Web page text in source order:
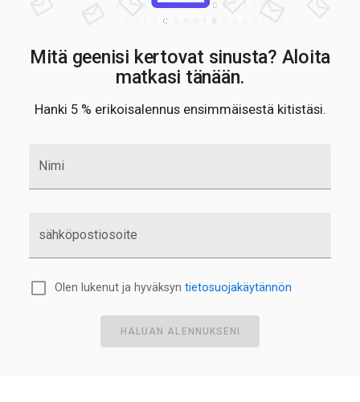
Mitä geenisi kertovat sinusta? Aloita
matkasi tänään.
Hanki 5 % erikoisalennus ensimmäisestä kitistäsi.
Nimi
sähköpostiosoite
Olen lukenut ja hyväksyn tietosuojakäytännön
HALUAN ALENNUKSENI